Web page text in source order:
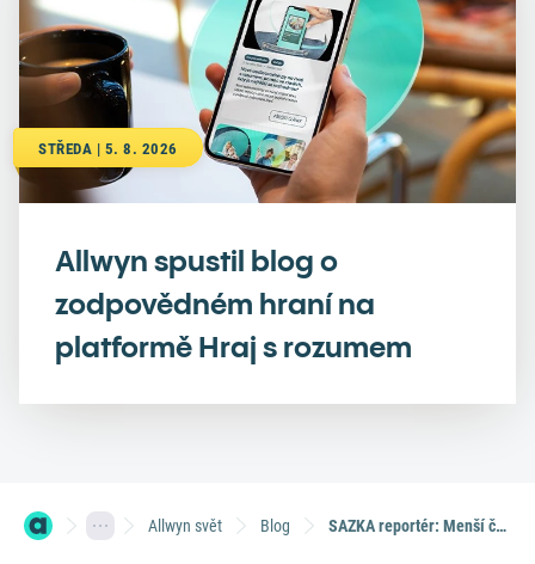
STŘEDA | 5. 8. 2026
Allwyn spustil blog o
zodpovědném hraní na
platformě Hraj s rozumem
Allwyn svět Blog SAZKA reportér: Menší částky chodí, na velkou výhru stále čekáme